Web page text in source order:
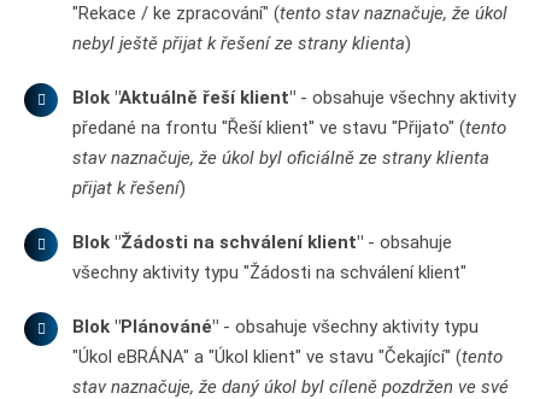
"Rekace / ke zpracování" (tento stav naznačuje, že úkol
nebyl ještě přijat k řešení ze strany klienta)
Blok "Aktuálně řeší klient" - obsahuje všechny aktivity
předané na frontu "Řeší klient" ve stavu "Přijato" (tento
stav naznačuje, že úkol byl oficiálně ze strany klienta
přijat k řešení)
Blok "Žádosti na schválení klient" - obsahuje
všechny aktivity typu "Žádosti na schválení klient"
Blok "Plánováné" - obsahuje všechny aktivity typu
"Úkol eBRÁNA" a "Úkol klient" ve stavu "Čekající" (tento
stav naznačuje, že daný úkol byl cíleně pozdržen ve své